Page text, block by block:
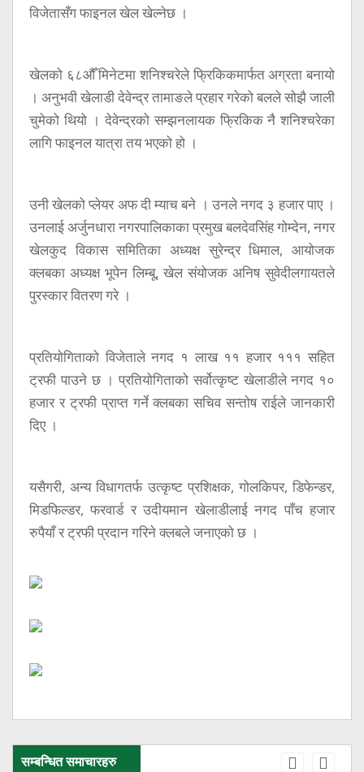
विजेतासँग फाइनल खेल खेल्नेछ ।
खेलको ६८औँ मिनेटमा शनिश्चरेले फ्रिकिकमार्फत अग्रता बनायो
। अनुभवी खेलाडी देवेन्द्र तामाङले प्रहार गरेको बलले सोझै जाली
चुमेको थियो । देवेन्द्रको सम्झनलायक फ्रिकिक नै शनिश्चरेका
लागि फाइनल यात्रा तय भएको हो ।
उनी खेलको प्लेयर अफ दी म्याच बने । उनले नगद ३ हजार पाए ।
उनलाई अर्जुनधारा नगरपालिकाका प्रमुख बलदेवसिंह गोम्देन, नगर
खेलकुद विकास समितिका अध्यक्ष सुरेन्द्र धिमाल, आयोजक
क्लबका अध्यक्ष भूपेन लिम्बू, खेल संयोजक अनिष सुवेदीलगायतले
पुरस्कार वितरण गरे ।
प्रतियोगिताको विजेताले नगद १ लाख ११ हजार १११ सहित
ट्रफी पाउने छ । प्रतियोगिताको सर्वोत्कृष्ट खेलाडीले नगद १०
हजार र ट्रफी प्राप्त गर्ने क्लबका सचिव सन्तोष राईले जानकारी
दिए ।
यसैगरी, अन्य विधागतर्फ उत्कृष्ट प्रशिक्षक, गोलकिपर, डिफेन्डर,
मिडफिल्डर, फरवार्ड र उदीयमान खेलाडीलाई नगद पाँच हजार
रुपैयाँ र ट्रफी प्रदान गरिने क्लबले जनाएको छ ।
सम्बन्धित समाचारहरु